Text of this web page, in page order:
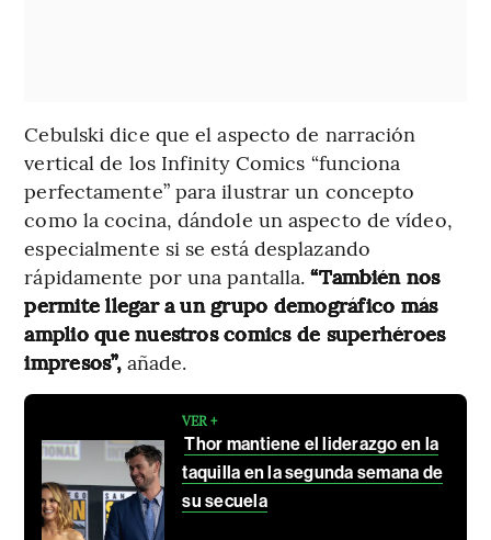
Cebulski dice que el aspecto de narración
vertical de los Infinity Comics “funciona
perfectamente” para ilustrar un concepto
como la cocina, dándole un aspecto de vídeo,
especialmente si se está desplazando
rápidamente por una pantalla.“También nos
permite llegar a un grupo demográfico más
amplio que nuestros comics de superhéroes
impresos”,añade.
VER +
Thor mantiene el liderazgo en la
taquilla en la segunda semana de
su secuela